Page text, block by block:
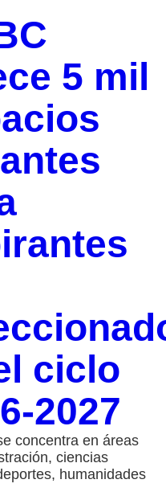
5 mil
ciclo
2027
concentra en áreas
ciencias
humanidades